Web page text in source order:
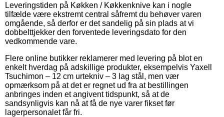
Leveringstiden på Køkken / Køkkenknive kan i nogle
tilfælde være ekstremt central såfremt du behøver varen
omgående, så derfor er det sandelig på sin plads at vi
dobbelttjekker den forventede leveringsdato for den
vedkommende vare.
Flere online butikker reklamerer med levering på blot en
enkelt hverdag på adskillige produkter, eksempelvis Yaxell
Tsuchimon – 12 cm urtekniv – 3 lag stål, men vær
opmærksom på at det er regnet ud fra at bestillingen
anbringes inden et angivent tidspunkt, så at de
sandsynligvis kan nå at få de nye varer fikset før
lagerpersonalet får fri.